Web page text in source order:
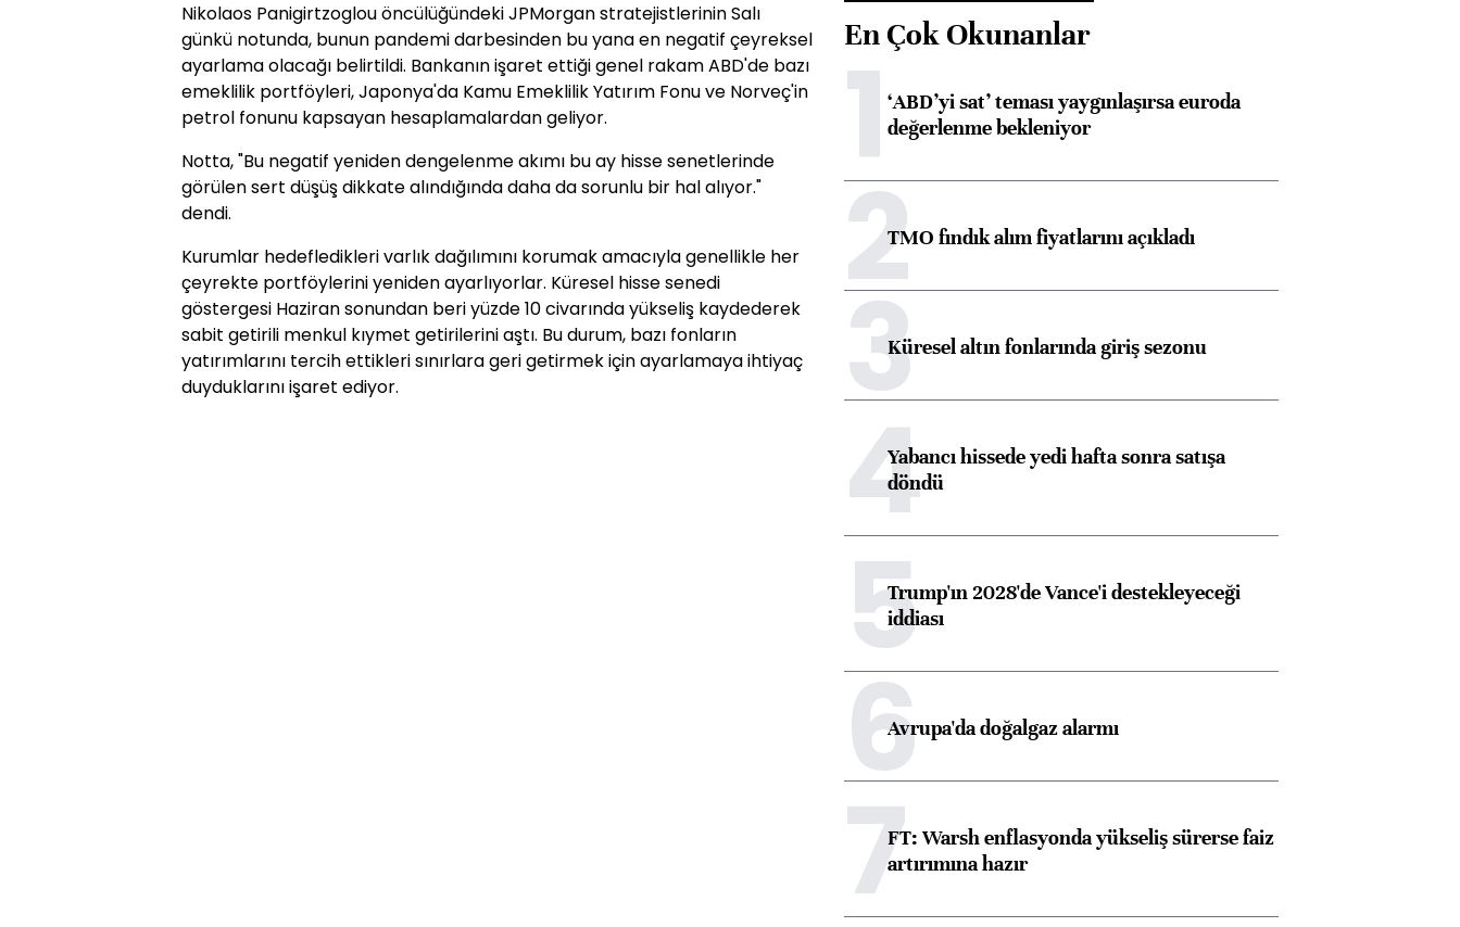
Nikolaos Panigirtzoglou öncülüğündeki JPMorgan stratejistlerinin Salı
günkü notunda, bunun pandemi darbesinden bu yana en negatif çeyreksel
ayarlama olacağı belirtildi. Bankanın işaret ettiği genel rakam ABD'de bazı
emeklilik portföyleri, Japonya'da Kamu Emeklilik Yatırım Fonu ve Norveç'in
petrol fonunu kapsayan hesaplamalardan geliyor.
Notta, "Bu negatif yeniden dengelenme akımı bu ay hisse senetlerinde
görülen sert düşüş dikkate alındığında daha da sorunlu bir hal alıyor."
dendi.
Kurumlar hedefledikleri varlık dağılımını korumak amacıyla genellikle her
çeyrekte portföylerini yeniden ayarlıyorlar. Küresel hisse senedi
göstergesi Haziran sonundan beri yüzde 10 civarında yükseliş kaydederek
sabit getirili menkul kıymet getirilerini aştı. Bu durum, bazı fonların
yatırımlarını tercih ettikleri sınırlara geri getirmek için ayarlamaya ihtiyaç
duyduklarını işaret ediyor.
En Çok Okunanlar
1‘ABD’yi sat’ teması yaygınlaşırsa euroda
değerlenme bekleniyor
2TMO fındık alım fiyatlarını açıkladı
3Küresel altın fonlarında giriş sezonu
4Yabancı hissede yedi hafta sonra satışa
döndü
5Trump'ın 2028'de Vance'i destekleyeceği
iddiası
6Avrupa'da doğalgaz alarmı
7FT: Warsh enflasyonda yükseliş sürerse faiz
artırımına hazır